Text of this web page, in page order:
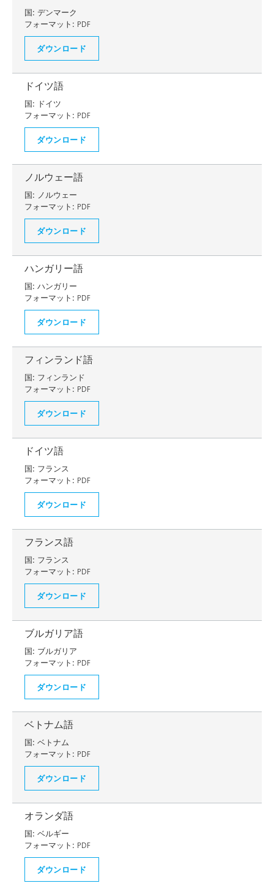
国: デンマーク
フォーマット: PDF
ダウンロード
ドイツ語
国: ドイツ
フォーマット: PDF
ダウンロード
ノルウェー語
国: ノルウェー
フォーマット: PDF
ダウンロード
ハンガリー語
国: ハンガリー
フォーマット: PDF
ダウンロード
フィンランド語
国: フィンランド
フォーマット: PDF
ダウンロード
ドイツ語
国: フランス
フォーマット: PDF
ダウンロード
フランス語
国: フランス
フォーマット: PDF
ダウンロード
ブルガリア語
国: ブルガリア
フォーマット: PDF
ダウンロード
ベトナム語
国: ベトナム
フォーマット: PDF
ダウンロード
オランダ語
国: ベルギー
フォーマット: PDF
ダウンロード